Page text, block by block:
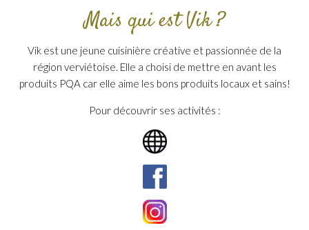
Mais qui est Vik ?
Vik est une jeune cuisinière créative et passionnée de la
région verviétoise. Elle a choisi de mettre en avant les
produits PQA car elle aime les bons produits locaux et sains!
Pour découvrir ses activités :